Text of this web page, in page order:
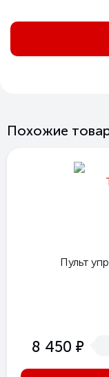
Похожие
Пульт
8 450 е